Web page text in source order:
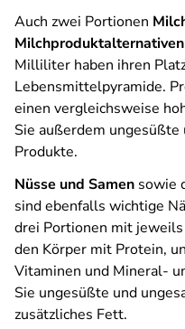
Auch zwei Portionen
Milchproduktalternativen
Milliliter haben ihren
Lebensmittelpyramide.
einen vergleichsweise
Sie außerdem
Produkte.
Nüsse und Samen sowie
sind ebenfalls wichtige
drei Portionen mit
den Körper mit Protein,
Vitaminen und Mineral-
Sie ungesüßte und
zusätzliches Fett.